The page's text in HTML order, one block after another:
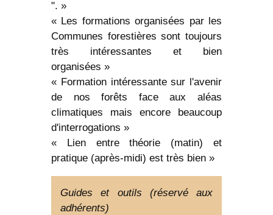
". »
« Les formations organisées par les
Communes forestières sont toujours
très intéressantes et bien
organisées »
« Formation intéressante sur l'avenir
de nos forêts face aux aléas
climatiques mais encore beaucoup
d'interrogations »
« Lien entre théorie (matin) et
pratique (après-midi) est très bien »
Guides et outils (réservé aux
adhérents)